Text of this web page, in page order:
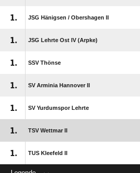
1. JSG Hänigsen /​ Obershagen II
1. JSG Lehrte Ost IV (Arpke)
1. SSV Thönse
1. SV Arminia Hannover II
1. SV Yurdumspor Lehrte
1. TSV Wettmar II
1. TUS Kleefeld II